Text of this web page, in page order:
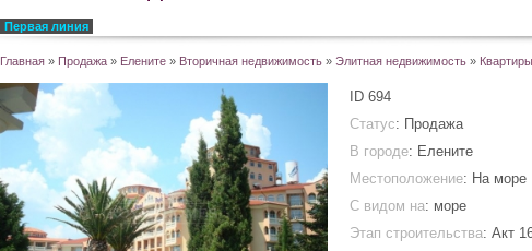
Первая линия
Главная » Продажа » Елените » Вторичная недвижимость » Элитная недвижимость »
ID 694
Статус: Продажа
В городе: Елените
Местоположение: На море
С видом на: море
Этап строительства: Акт